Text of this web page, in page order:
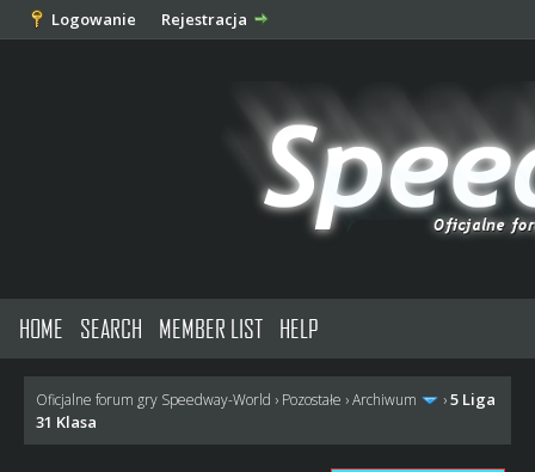
Logowanie Rejestracja
HOME SEARCH MEMBER LIST HELP
Oficjalne forum gry Speedway-World › Pozostałe ›Archiwum ›5 Liga
31 Klasa